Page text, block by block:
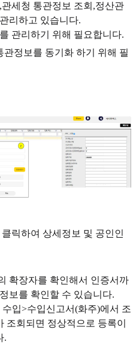
세청 통관정보 조회,정산관
리하고 있습니다.
관리하기 위해 필요합니다.
정보를 동기화 하기 위해 필
릭하여 상세정보 및 공인인
확장자를 확인해서 인증서까
보를 확인할 수 있습니다.
입>수입신고서(화주)에서 조
조회되면 정상적으로 등록이
.